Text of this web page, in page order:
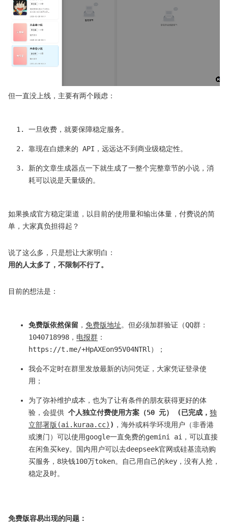
但一直没上线，主要有两个顾虑：
一旦收费，就要保障稳定服务。
靠现在白嫖来的 API，远远达不到商业级稳定性。
新的文章生成器点一下就生成了一整个完整章节的小说，消
耗可以说是天量级的。
如果换成官方稳定渠道，以目前的使用量和输出体量，付费说的简
单，大家真负担得起？
说了这么多，只是想让大家明白：
用的人太多了，不限制不行了。
目前的想法是：
免费版依然保留 ， 免费版地址。但必须加群验证（QQ群：
1040718998， 电报群 ：
https://t.me/+HpAXEon95V04NTRl）；
我会不定时在群里发放最新的访问凭证，大家凭证登录使
用；
为了弥补维护成本，也为了让有条件的朋友获得更好的体
验，会提供 个人独立付费使用方案（50 元） (已完成， 独
立部署版(ai.kuraa.cc) ) ，海外或科学环境用户（非香港
或澳门）可以使用google一直免费的gemini ai，可以直接
在闲鱼买key。国内用户可以去deepseek官网或硅基流动购
买服务，8块钱100万token。自己用自己的key，没有人抢，
稳定及时。
免费版容易出现的问题：